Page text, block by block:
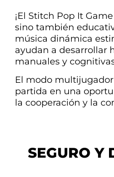
¡El Stitch Pop It
sino también
música dinámica
ayudan a desarrollar
manuales y
El modo
partida en una
la cooperación y la
SEGURO Y